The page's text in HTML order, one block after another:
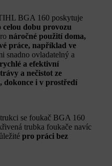
BGA 160 poskytuje
dobu provozu
náročné použití doma,
práce, například ve
snadno ovladatelný a
rychlé a efektivní
a nečistot ze
dokonce i v prostředí
se foukač BGA 160
trubka foukače navíc
pro práci bez